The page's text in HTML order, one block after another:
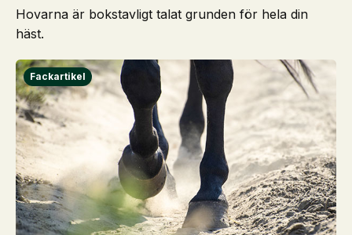
Hovarna är bokstavligt talat grunden för hela din
häst.